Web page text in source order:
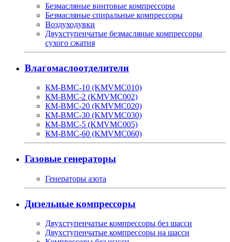
Безмасляные винтовые компрессоры
Безмасляные спиральные компрессоры
Воздуходувки
Двухступенчатые безмасляные компрессоры
сухого сжатия
Влагомаслоотделители
КМ-ВМС-10 (KMVMC010)
КМ-ВМС-2 (KMVMC002)
КМ-ВМС-20 (KMVMC020)
КМ-ВМС-30 (KMVMC030)
КМ-ВМС-5 (KMVMC005)
КМ-ВМС-60 (KMVMC060)
Газовые генераторы
Генераторы азота
Дизельные компрессоры
Двухступенчатые компрессоры без шасси
Двухступенчатые компрессоры на шасси